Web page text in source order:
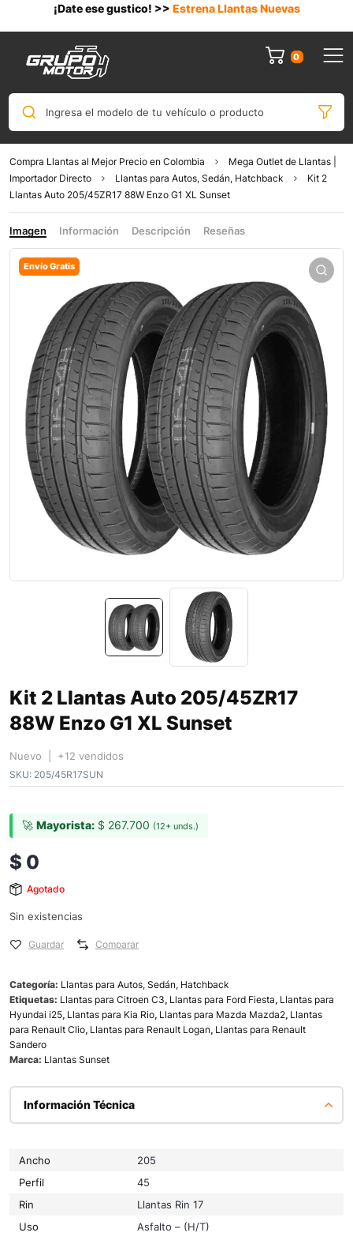
¡Date ese gustico! >> Estrena Llantas Nuevas
0
Ingresa el modelo de tu vehículo o producto
Compra Llantas al Mejor Precio en Colombia
Mega Outlet de Llantas |
Importador Directo
Llantas para Autos, Sedán, Hatchback
Kit 2
Llantas Auto 205/45ZR17 88W Enzo G1 XL Sunset
Imagen Información Descripción Reseñas
Envío Gratis
Kit 2 Llantas Auto 205/45ZR17
88W Enzo G1 XL Sunset
Nuevo | +12 vendidos
SKU: 205/45R17SUN
🚀 Mayorista: $ 267.700 (12+ unds.)
$ 0
Agotado
Sin existencias
Guardar Comparar
Categoría: Llantas para Autos, Sedán, Hatchback
Etiquetas: Llantas para Citroen C3, Llantas para Ford Fiesta, Llantas para
Hyundai i25, Llantas para Kia Rio, Llantas para Mazda Mazda2, Llantas
para Renault Clio, Llantas para Renault Logan, Llantas para Renault
Sandero
Marca: Llantas Sunset
Información Técnica
Ancho
205
Perfil
45
Rin
Llantas Rin 17
Uso
Asfalto – (H/T)